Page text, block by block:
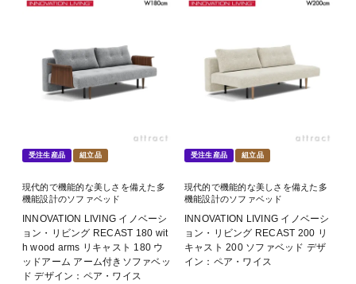
受注生産品 組立品
現代的で機能的な美しさを備えた多
機能設計のソファベッド
INNOVATION LIVING イノベーシ
ョン・リビング RECAST 180 wit
h wood arms リキャスト 180 ウ
ッドアーム アーム付きソファベッ
ド デザイン：ペア・ワイス
受注生産品 組立品
現代的で機能的な美しさを備えた多
機能設計のソファベッド
INNOVATION LIVING イノベーシ
ョン・リビング RECAST 200 リ
キャスト 200 ソファベッド デザ
イン：ペア・ワイス